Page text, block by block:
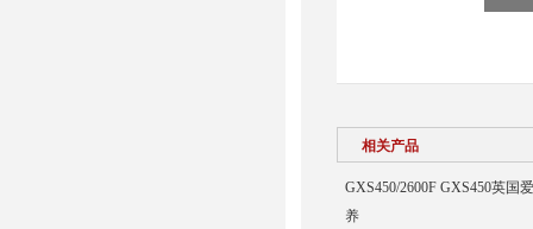
相关产品
GXS450/2600F GXS450英国
养